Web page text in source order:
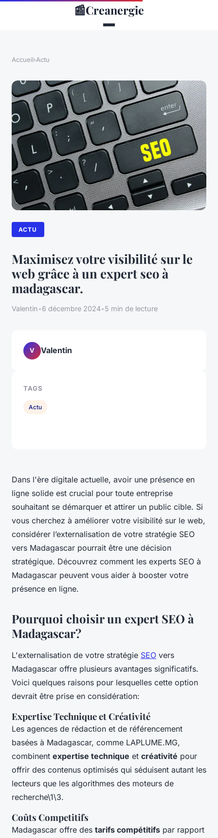
📰Creanergie
Accueil›Actu
ACTU
Maximisez votre visibilité sur le
web grâce à un expert seo à
madagascar.
Valentin•6 décembre 2024•5 min de lecture
Dans l'ère digitale actuelle, avoir une présence en
ligne solide est crucial pour toute entreprise
souhaitant se démarquer et attirer un public cible. Si
vous cherchez à améliorer votre visibilité sur le web,
considérer l’externalisation de votre stratégie SEO
vers Madagascar pourrait être une décision
stratégique. Découvrez comment les experts SEO à
Madagascar peuvent vous aider à booster votre
présence en ligne.
Pourquoi choisir un expert SEO à
Madagascar?
L'externalisation de votre stratégie SEO vers
Madagascar offre plusieurs avantages significatifs.
Voici quelques raisons pour lesquelles cette option
devrait être prise en considération:
Expertise Technique et Créativité
Les agences de rédaction et de référencement
basées à Madagascar, comme LAPLUME.MG,
combinent expertise technique et créativité pour
offrir des contenus optimisés qui séduisent autant les
lecteurs que les algorithmes des moteurs de
recherche\1\3.
Coûts Competitifs
Madagascar offre des tarifs compétitifs par rapport
V Valentin
TAGS
Actu